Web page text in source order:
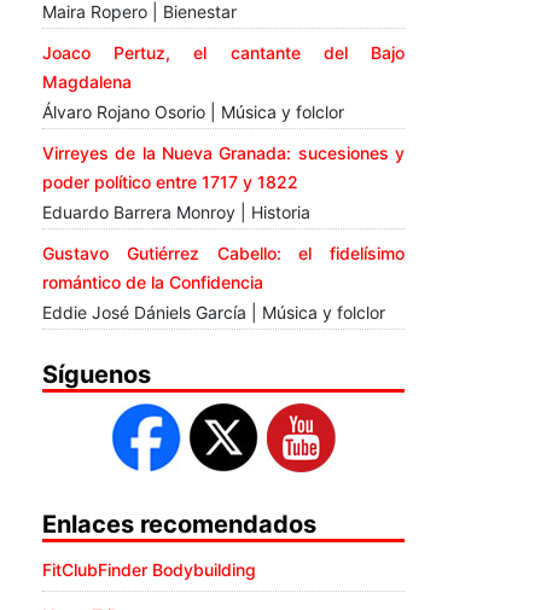
Maira Ropero | Bienestar
Joaco Pertuz, el cantante del Bajo
Magdalena
Álvaro Rojano Osorio | Música y folclor
Virreyes de la Nueva Granada: sucesiones y
poder político entre 1717 y 1822
Eduardo Barrera Monroy | Historia
Gustavo Gutiérrez Cabello: el fidelísimo
romántico de la Confidencia
Eddie José Dániels García | Música y folclor
Síguenos
Enlaces recomendados
FitClubFinder Bodybuilding